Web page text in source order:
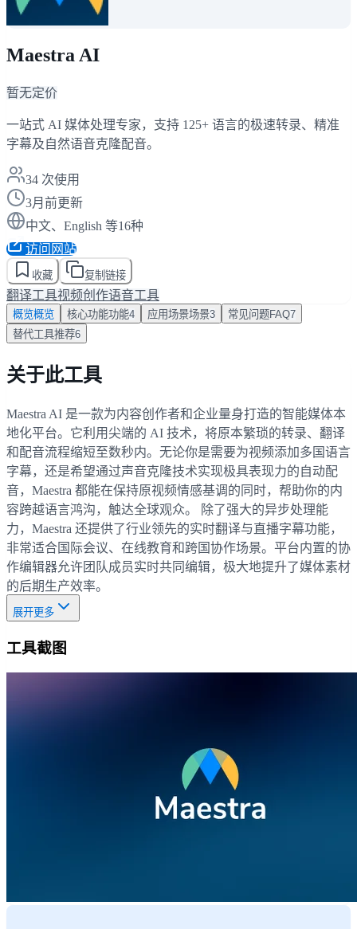
Maestra AI
暂无定价
一站式 AI 媒体处理专家，支持 125+ 语言的极速转录、精准
字幕及自然语音克隆配音。
34 次使用
3月前更新
中文、English 等16种
访问网站
收藏 复制链接
翻译工具视频创作语音工具
概览概览 核心功能功能4 应用场景场景3 常见问题 FAQ7
替代工具推荐6
关于此工具
Maestra AI 是一款为内容创作者和企业量身打造的智能媒体本
地化平台。它利用尖端的 AI 技术，将原本繁琐的转录、翻译
和配音流程缩短至数秒内。无论你是需要为视频添加多国语言
字幕，还是希望通过声音克隆技术实现极具表现力的自动配
音，Maestra 都能在保持原视频情感基调的同时，帮助你的内
容跨越语言鸿沟，触达全球观众。 除了强大的异步处理能
力，Maestra 还提供了行业领先的实时翻译与直播字幕功能，
非常适合国际会议、在线教育和跨国协作场景。平台内置的协
作编辑器允许团队成员实时共同编辑，极大地提升了媒体素材
的后期生产效率。
展开更多
工具截图